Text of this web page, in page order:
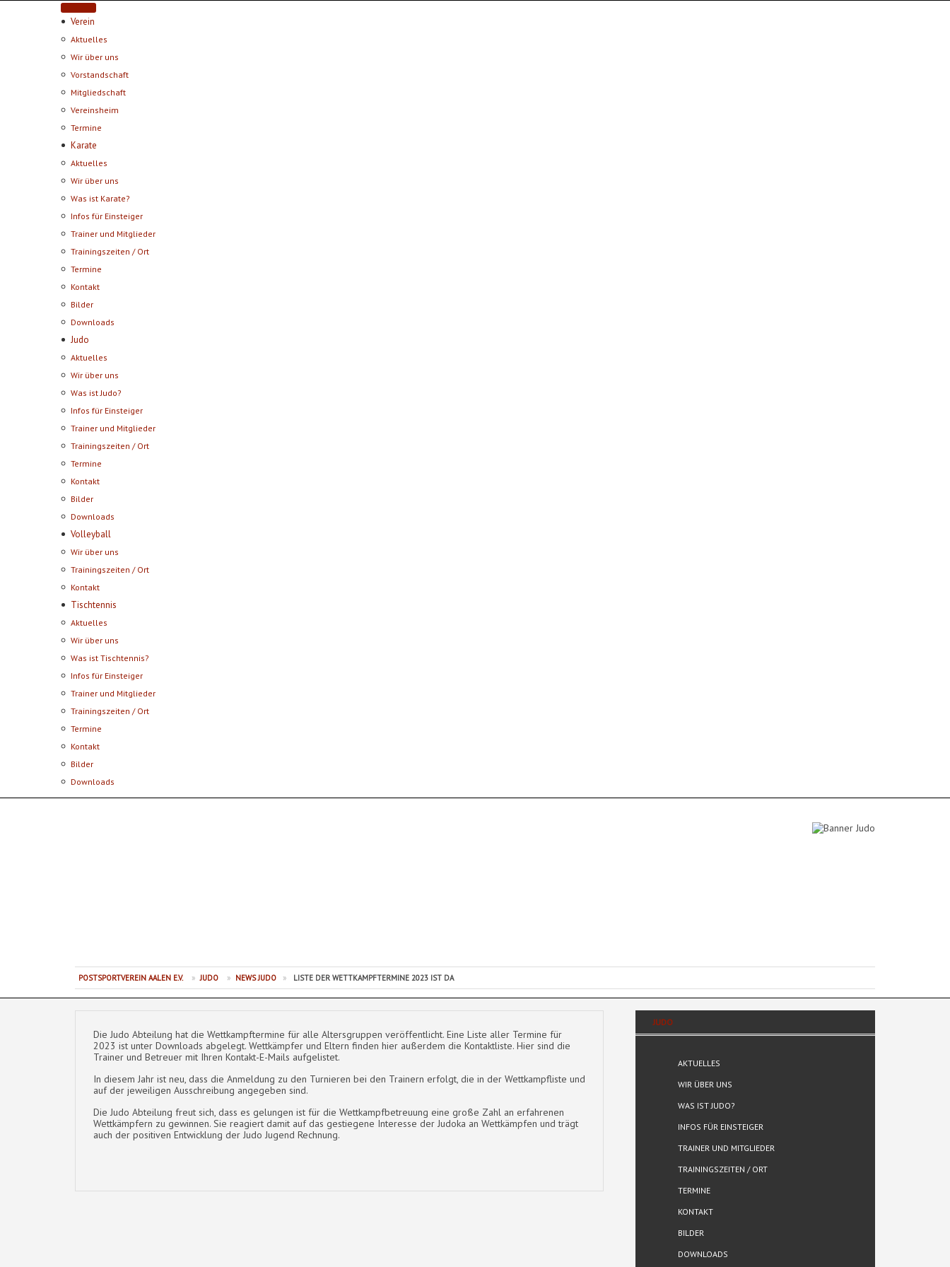
Verein
Aktuelles
Wir über uns
Vorstandschaft
Mitgliedschaft
Vereinsheim
Termine
Karate
Aktuelles
Wir über uns
Was ist Karate?
Infos für Einsteiger
Trainer und Mitglieder
Trainingszeiten / Ort
Termine
Kontakt
Bilder
Downloads
Judo
Aktuelles
Wir über uns
Was ist Judo?
Infos für Einsteiger
Trainer und Mitglieder
Trainingszeiten / Ort
Termine
Kontakt
Bilder
Downloads
Volleyball
Wir über uns
Trainingszeiten / Ort
Kontakt
Tischtennis
Aktuelles
Wir über uns
Was ist Tischtennis?
Infos für Einsteiger
Trainer und Mitglieder
Trainingszeiten / Ort
Termine
Kontakt
Bilder
Downloads
POSTSPORTVEREIN AALEN E.V. » JUDO » NEWS JUDO » LISTE DER WETTKAMPFTERMINE 2023 IST DA
Die Judo Abteilung hat die Wettkampftermine für alle Altersgruppen veröffentlicht. Eine Liste aller Termine für
2023 ist unter Downloads abgelegt. Wettkämpfer und Eltern finden hier außerdem die Kontaktliste. Hier sind die
Trainer und Betreuer mit Ihren Kontakt-E-Mails aufgelistet.
In diesem Jahr ist neu, dass die Anmeldung zu den Turnieren bei den Trainern erfolgt, die in der Wettkampfliste und
auf der jeweiligen Ausschreibung angegeben sind.
Die Judo Abteilung freut sich, dass es gelungen ist für die Wettkampfbetreuung eine große Zahl an erfahrenen
Wettkämpfern zu gewinnen. Sie reagiert damit auf das gestiegene Interesse der Judoka an Wettkämpfen und trägt
auch der positiven Entwicklung der Judo Jugend Rechnung.
JUDO
AKTUELLES
WIR ÜBER UNS
WAS IST JUDO?
INFOS FÜR EINSTEIGER
TRAINER UND MITGLIEDER
TRAININGSZEITEN / ORT
TERMINE
KONTAKT
BILDER
DOWNLOADS